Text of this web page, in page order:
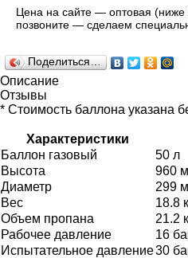
Цена на сайте — оптовая (ниже
позвоните — сделаем
Поделиться…
Описание
Отзывы
* Стоимость баллона указана
Характеристики
Баллон газовый
50 л
Высота
960
Диаметр
299
Вес
18.8
Объем пропана
21.2
Рабочее давление
16
Испытательное давление30